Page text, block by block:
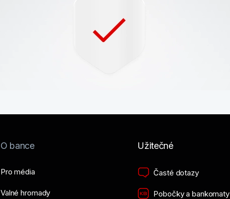
O bance
Pro média
Valné hromady
Užitečné
Časté dotazy
Pobočky a bankomaty